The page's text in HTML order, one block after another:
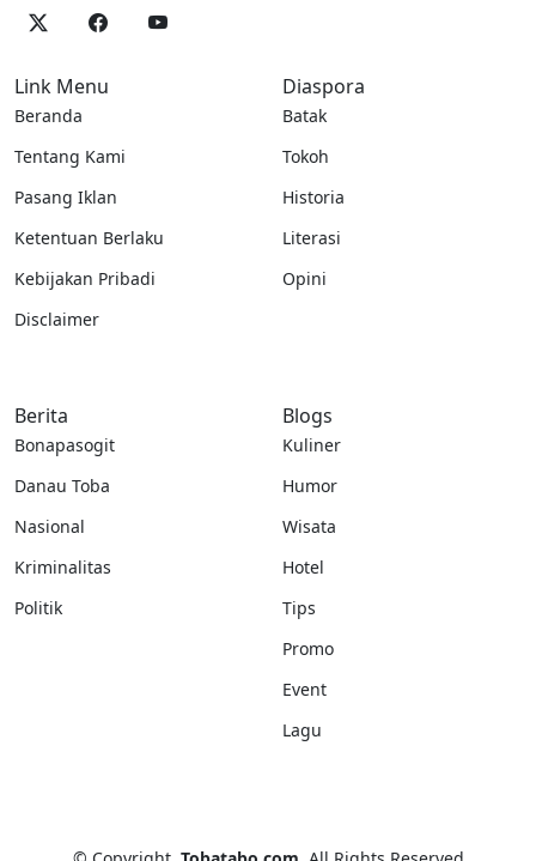
Link Menu
Beranda
Tentang Kami
Pasang Iklan
Ketentuan Berlaku
Kebijakan Pribadi
Disclaimer
Diaspora
Batak
Tokoh
Historia
Literasi
Opini
Berita
Bonapasogit
Danau Toba
Nasional
Kriminalitas
Politik
Blogs
Kuliner
Humor
Wisata
Hotel
Tips
Promo
Event
Lagu